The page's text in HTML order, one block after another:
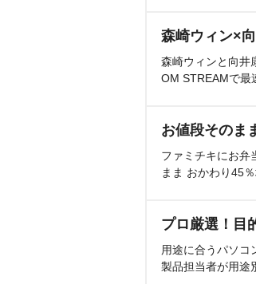
森崎ウィン×
森崎ウィンと向井
OM STREAMで最
お値段そのま
ファミチキにお弁
まま おかわり45
プロ厳選！目
用途に合うパソコ
製品担当者が用途